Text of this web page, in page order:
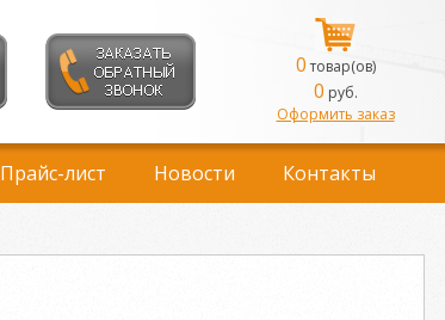
0товар(ов)
0 руб.
Оформить заказ
Прайс-лист Новости Контакты